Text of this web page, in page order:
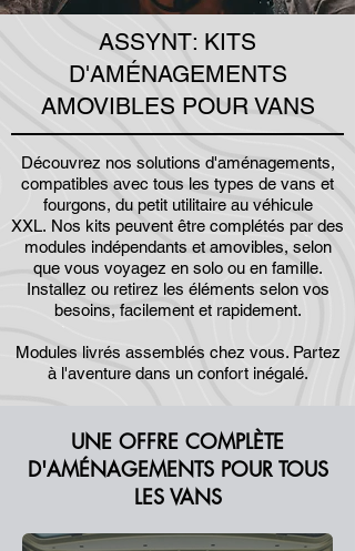
ASSYNT: KITS
D'AMÉNAGEMENTS
AMOVIBLES POUR VANS
Découvrez nos solutions d'aménagements,
compatibles avec tous les types de vans et
fourgons, du petit utilitaire au véhicule
XXL. Nos kits peuvent être complétés par des
modules indépendants et amovibles, selon
que vous voyagez en solo ou en famille.
Installez ou retirez les éléments selon vos
besoins, facilement et rapidement.
Modules livrés assemblés chez vous. Partez
à l'aventuredans un confort inégalé.
UNE OFFRE COMPLÈTE
D'AMÉNAGEMENTS POUR TOUS
LES VANS